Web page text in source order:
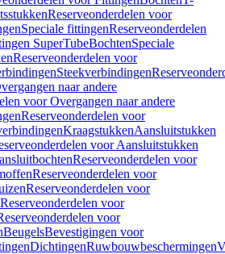
Reserveonderdelen voor
Speciale fittingenReserveonderdelen
SuperTubeBochtenSpeciale
Reserveonderdelen voor
Steekverbindingen
naar andere
voor Overgangen naar andere
Reserveonderdelen voor
KraagstukkenAansluitstukken
voor Aansluitstukken
Reserveonderdelen voor
Reserveonderdelen voor
Reserveonderdelen voor
Reserveonderdelen voor
voor
BeugelsBevestigingen voor
DichtingenRuwbouwbeschermingen